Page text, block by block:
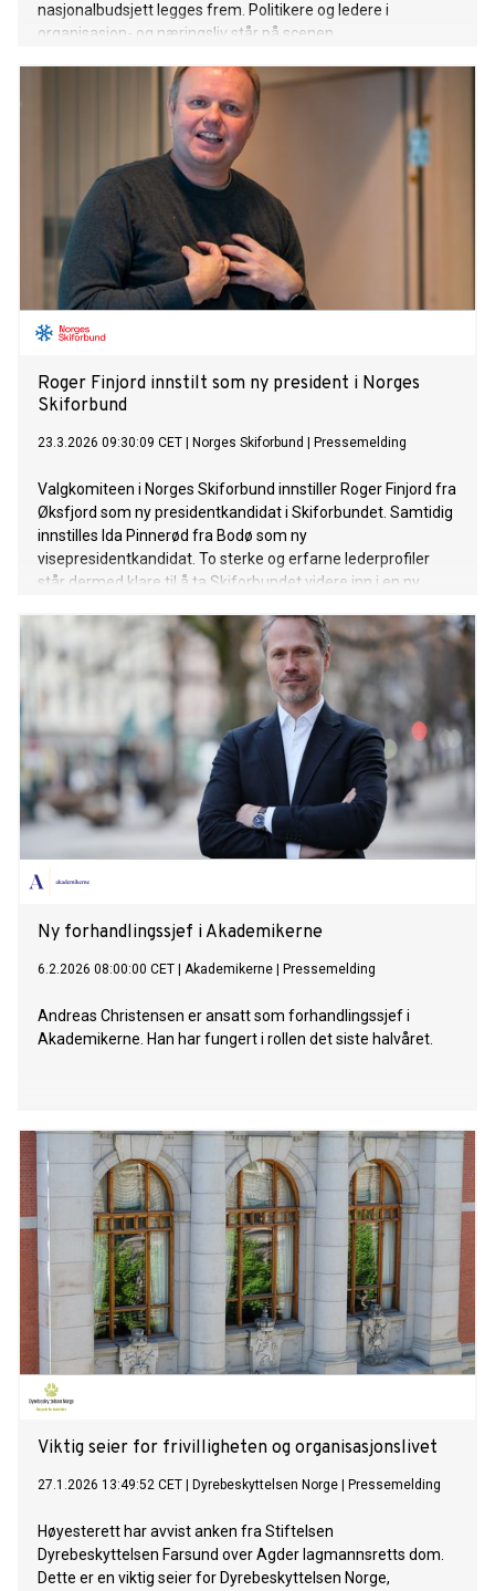
nasjonalbudsjett legges frem. Politikere og ledere i
organisasjon- og næringsliv står på scenen.
Roger Finjord innstilt som ny president i Norges
Skiforbund
23.3.2026 09:30:09 CET Norges Skiforbund Pressemelding
Valgkomiteen i Norges Skiforbund innstiller Roger Finjord fra
Øksfjord som ny presidentkandidat i Skiforbundet. Samtidig
innstilles Ida Pinnerød fra Bodø som ny
visepresidentkandidat. To sterke og erfarne lederprofiler
står dermed klare til å ta Skiforbundet videre inn i en ny
Ny forhandlingssjef i Akademikerne
6.2.2026 08:00:00 CET Akademikerne Pressemelding
Andreas Christensen er ansatt som forhandlingssjef i
Akademikerne. Han har fungert i rollen det siste halvåret.
Viktig seier for frivilligheten og organisasjonslivet
27.1.2026 13:49:52 CET Dyrebeskyttelsen Norge Pressemelding
Høyesterett har avvist anken fra Stiftelsen
Dyrebeskyttelsen Farsund over Agder lagmannsretts dom.
Dette er en viktig seier for Dyrebeskyttelsen Norge,